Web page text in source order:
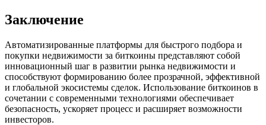
Заключение
Автоматизированные платформы для быстрого подбора и
покупки недвижимости за биткоины представляют собой
инновационный шаг в развитии рынка недвижимости и
способствуют формированию более прозрачной, эффективной
и глобальной экосистемы сделок. Использование биткоинов в
сочетании с современными технологиями обеспечивает
безопасность, ускоряет процесс и расширяет возможности
инвесторов.